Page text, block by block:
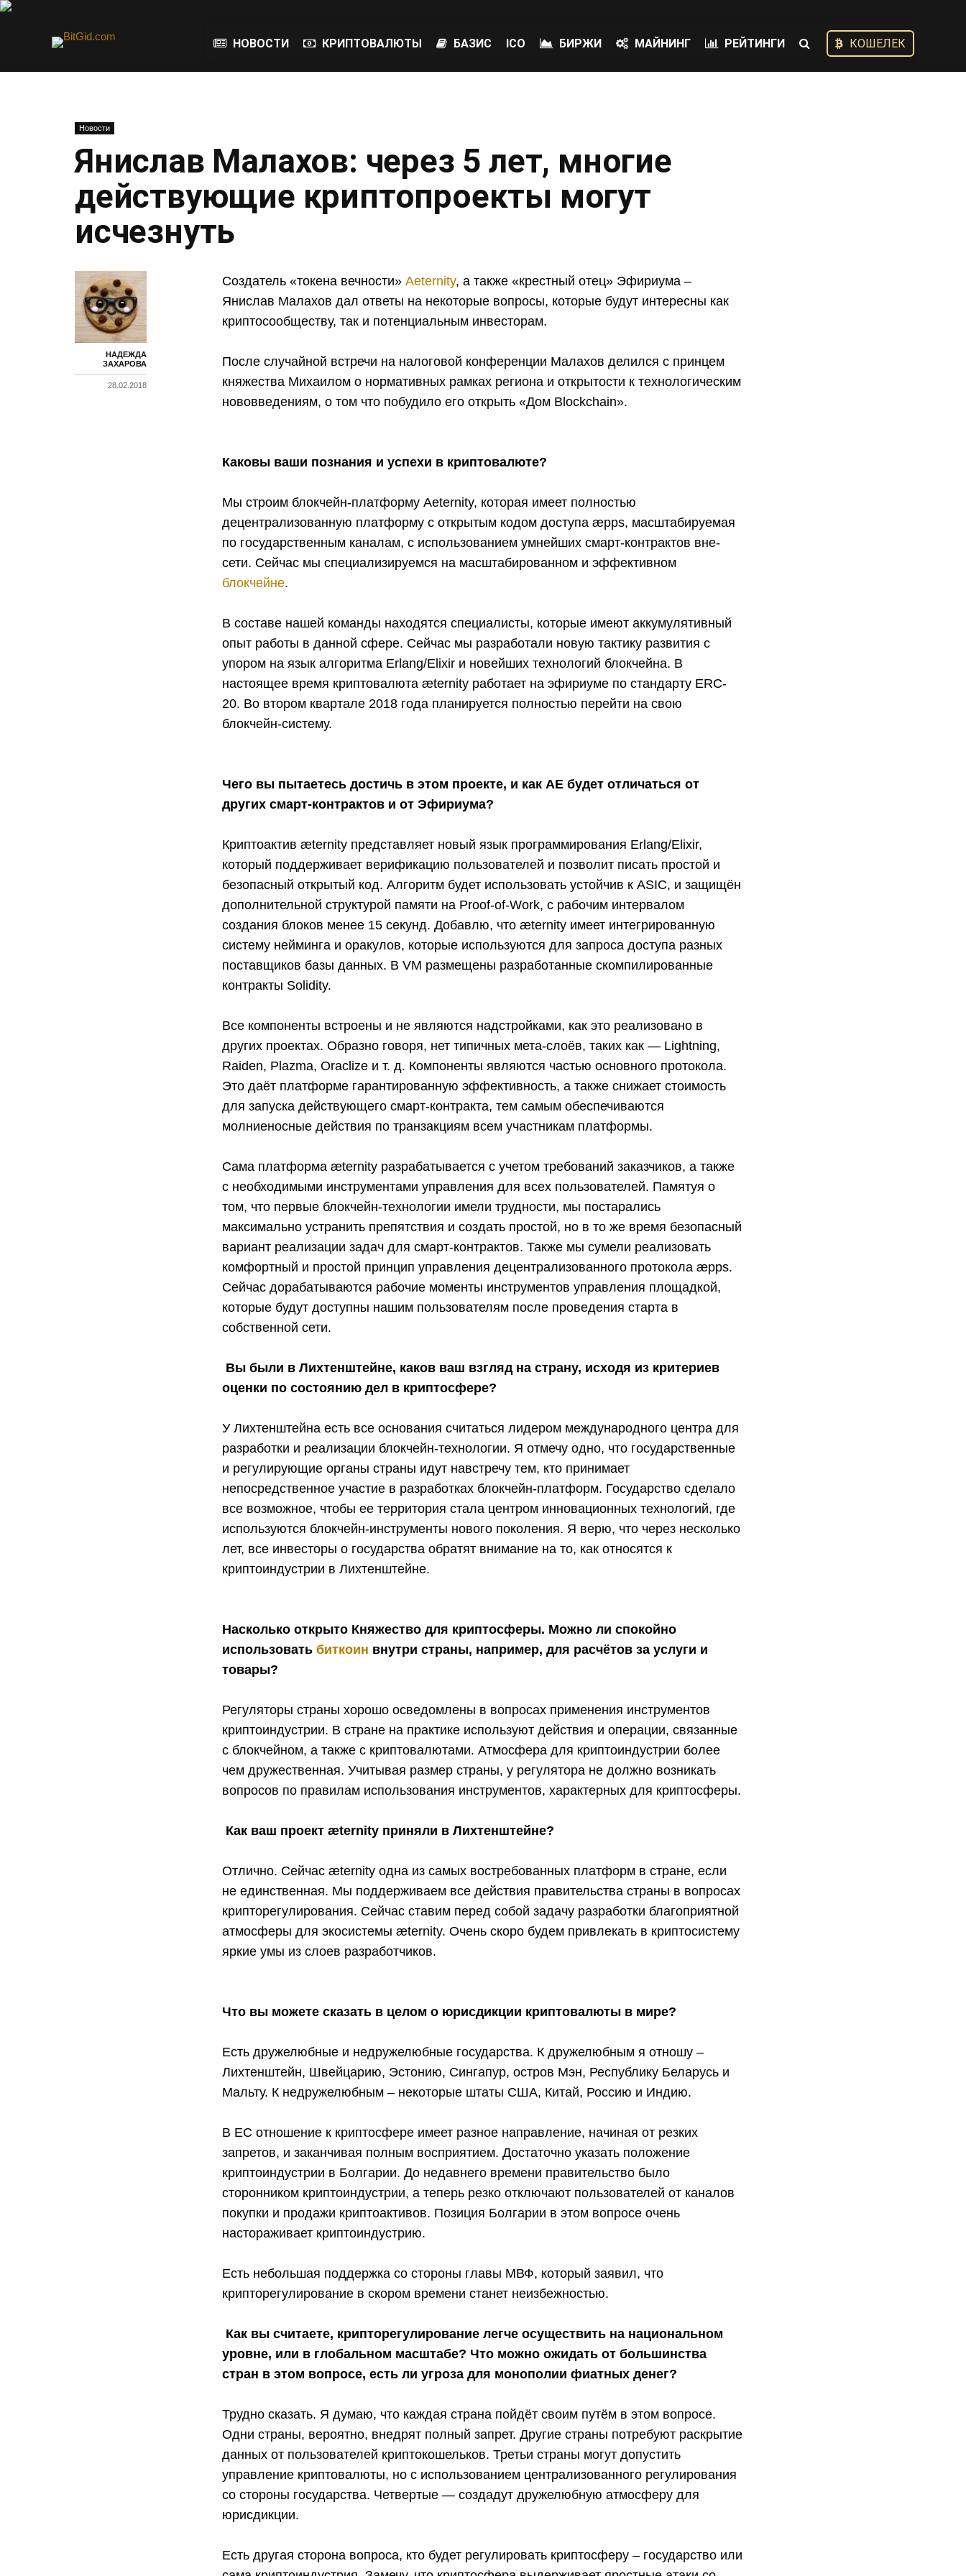
НОВОСТИ КРИПТОВАЛЮТЫ БАЗИС ICO БИРЖИ МАЙНИНГ РЕЙТИНГИ КОШЕЛЕК
Новости
Янислав Малахов: через 5 лет, многие
действующие криптопроекты могут
исчезнуть
НАДЕЖДА
ЗАХАРОВА
28.02.2018
Создатель «токена вечности»Aeternity, а также «крестный отец» Эфириума –
Янислав Малахов дал ответы на некоторые вопросы, которые будут интересны как
криптосообществу, так и потенциальным инвесторам.
После случайной встречи на налоговой конференции Малахов делился с принцем
княжества Михаилом о нормативных рамках региона и открытости к технологическим
нововведениям, о том что побудило его открыть «Дом Blockchain».
Каковы ваши познания и успехи в криптовалюте?
Мы строим блокчейн-платформу Aeternity, которая имеет полностью
децентрализованную платформу с открытым кодом доступа æpps, масштабируемая
по государственным каналам, с использованием умнейших смарт-контрактов вне-
сети. Сейчас мы специализируемся на масштабированном и эффективном
блокчейне.
В составе нашей команды находятся специалисты, которые имеют аккумулятивный
опыт работы в данной сфере. Сейчас мы разработали новую тактику развития с
упором на язык алгоритма Erlang/Elixir и новейших технологий блокчейна. В
настоящее время криптовалюта æternity работает на эфириуме по стандарту ERC-
20. Во втором квартале 2018 года планируется полностью перейти на свою
блокчейн-систему.
Чего вы пытаетесь достичь в этом проекте, и как АЕ будет отличаться от
других смарт-контрактов и от Эфириума?
Криптоактив æternity представляет новый язык программирования Erlang/Elixir,
который поддерживает верификацию пользователей и позволит писать простой и
безопасный открытый код. Алгоритм будет использовать устойчив к ASIC, и защищён
дополнительной структурой памяти на Proof-of-Work, с рабочим интервалом
создания блоков менее 15 секунд. Добавлю, что æternity имеет интегрированную
систему нейминга и оракулов, которые используются для запроса доступа разных
поставщиков базы данных. В VM размещены разработанные скомпилированные
контракты Solidity.
Все компоненты встроены и не являются надстройками, как это реализовано в
других проектах. Образно говоря, нет типичных мета-слоёв, таких как — Lightning,
Raiden, Plazma, Oraclize и т. д. Компоненты являются частью основного протокола.
Это даёт платформе гарантированную эффективность, а также снижает стоимость
для запуска действующего смарт-контракта, тем самым обеспечиваются
молниеносные действия по транзакциям всем участникам платформы.
Сама платформа æternity разрабатывается с учетом требований заказчиков, а также
с необходимыми инструментами управления для всех пользователей. Памятуя о
том, что первые блокчейн-технологии имели трудности, мы постарались
максимально устранить препятствия и создать простой, но в то же время безопасный
вариант реализации задач для смарт-контрактов. Также мы сумели реализовать
комфортный и простой принцип управления децентрализованного протокола æpps.
Сейчас дорабатываются рабочие моменты инструментов управления площадкой,
которые будут доступны нашим пользователям после проведения старта в
собственной сети.
Вы были в Лихтенштейне, каков ваш взгляд на страну, исходя из критериев
оценки по состоянию дел в криптосфере?
У Лихтенштейна есть все основания считаться лидером международного центра для
разработки и реализации блокчейн-технологии. Я отмечу одно, что государственные
и регулирующие органы страны идут навстречу тем, кто принимает
непосредственное участие в разработках блокчейн-платформ. Государство сделало
все возможное, чтобы ее территория стала центром инновационных технологий, где
используются блокчейн-инструменты нового поколения. Я верю, что через несколько
лет, все инвесторы о государства обратят внимание на то, как относятся к
криптоиндустрии в Лихтенштейне.
Насколько открыто Княжество для криптосферы. Можно ли спокойно
использоватьбиткоин внутри страны, например, для расчётов за услуги и
товары?
Регуляторы страны хорошо осведомлены в вопросах применения инструментов
криптоиндустрии. В стране на практике используют действия и операции, связанные
с блокчейном, а также с криптовалютами. Атмосфера для криптоиндустрии более
чем дружественная. Учитывая размер страны, у регулятора не должно возникать
вопросов по правилам использования инструментов, характерных для криптосферы.
Как ваш проект æternity приняли в Лихтенштейне?
Отлично. Сейчас æternity одна из самых востребованных платформ в стране, если
не единственная. Мы поддерживаем все действия правительства страны в вопросах
крипторегулирования. Сейчас ставим перед собой задачу разработки благоприятной
атмосферы для экосистемы æternity. Очень скоро будем привлекать в криптосистему
яркие умы из слоев разработчиков.
Что вы можете сказать в целом о юрисдикции криптовалюты в мире?
Есть дружелюбные и недружелюбные государства. К дружелюбным я отношу –
Лихтенштейн, Швейцарию, Эстонию, Сингапур, остров Мэн, Республику Беларусь и
Мальту. К недружелюбным – некоторые штаты США, Китай, Россию и Индию.
В ЕС отношение к криптосфере имеет разное направление, начиная от резких
запретов, и заканчивая полным восприятием. Достаточно указать положение
криптоиндустрии в Болгарии. До недавнего времени правительство было
сторонником криптоиндустрии, а теперь резко отключают пользователей от каналов
покупки и продажи криптоактивов. Позиция Болгарии в этом вопросе очень
настораживает криптоиндустрию.
Есть небольшая поддержка со стороны главы МВФ, который заявил, что
крипторегулирование в скором времени станет неизбежностью.
Как вы считаете, крипторегулирование легче осуществить на национальном
уровне, или в глобальном масштабе? Что можно ожидать от большинства
стран в этом вопросе, есть ли угроза для монополии фиатных денег?
Трудно сказать. Я думаю, что каждая страна пойдёт своим путём в этом вопросе.
Одни страны, вероятно, внедрят полный запрет. Другие страны потребуют раскрытие
данных от пользователей криптокошельков. Третьи страны могут допустить
управление криптовалюты, но с использованием централизованного регулирования
со стороны государства. Четвертые — создадут дружелюбную атмосферу для
юрисдикции.
Есть другая сторона вопроса, кто будет регулировать криптосферу – государство или